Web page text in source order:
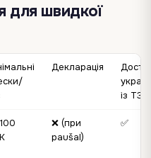
для швидкої
Декларація
із ТЗ
❌ (при
paušal)
✅